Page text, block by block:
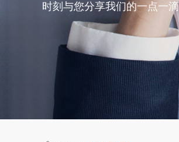
GFP/LUC标记细胞株
自有细胞库
时刻与您分享我们的一点一滴